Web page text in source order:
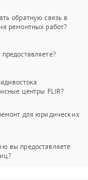
обратную связь в
ремонтных работ?
центры FLIR?
для юридических
вы предоставляете